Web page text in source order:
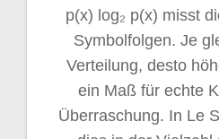
p(x) log₂ p(x) misst
Symbolfolgen. Je
Verteilung, desto
ein Maß für echte
Überraschung. In Le